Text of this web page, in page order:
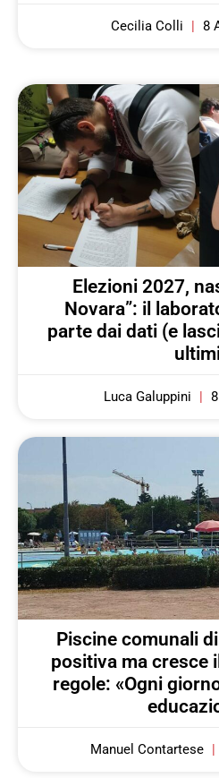
Cecilia Colli 8
Elezioni 2027,
Novara”: il
parte dai dati (e
Luca Galuppini
Piscine comunali
positiva ma cresce
regole: «Ogni
Manuel Contartese